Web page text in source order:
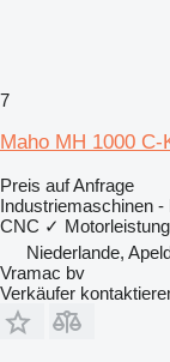
7
Maho MH 1000 C-
Preis auf Anfrage
Industriemaschinen -
CNC ✓ Motorleistung
Niederlande,
Vramac bv
Verkäufer